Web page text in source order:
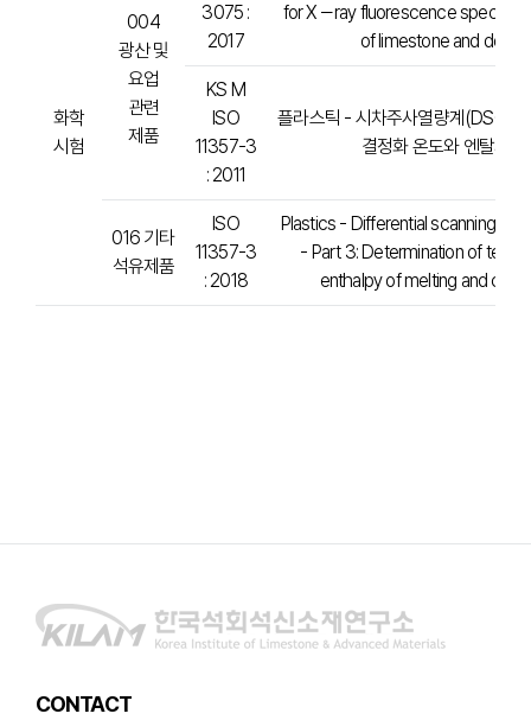
화학
시험
004
광산 및
요업
관련
제품
3075 :
2017
for X－ray fluorescence
of limestone and
KS M
ISO
11357-3
: 2011
플라스틱 - 시차주사열량계(DSC) -
결정화 온도와 엔탈피
016 기타
석유제품
ISO
11357-3
: 2018
Plastics - Differential scanning
- Part 3: Determination of
enthalpy of melting and
CONTACT